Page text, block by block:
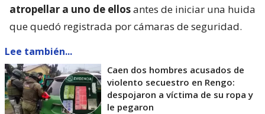
atropellar a uno de ellosantes de iniciar una huida
que quedó registrada por cámaras de seguridad.
Lee también...
Caen dos hombres acusados de
violento secuestro en Rengo:
despojaron a víctima de su ropa y
le pegaron